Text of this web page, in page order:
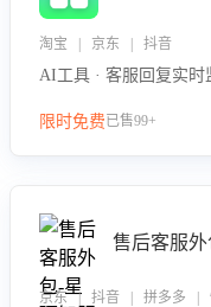
淘宝 | 京东 | 抖音
AI工具 · 客服回复实时
限时免费已售99+
售后客服
京东 | 抖音 | 拼多多 |